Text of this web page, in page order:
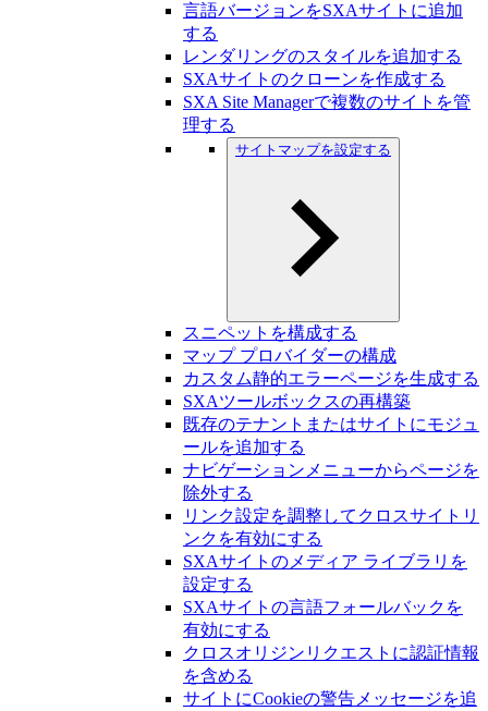
言語バージョンをSXAサイトに追加
する
レンダリングのスタイルを追加する
SXAサイトのクローンを作成する
SXA Site Managerで複数のサイトを管
理する
サイトマップを設定する
スニペットを構成する
マップ プロバイダーの構成
カスタム静的エラーページを生成する
SXAツールボックスの再構築
既存のテナントまたはサイトにモジュ
ールを追加する
ナビゲーションメニューからページを
除外する
リンク設定を調整してクロスサイトリ
ンクを有効にする
SXAサイトのメディア ライブラリを
設定する
SXAサイトの言語フォールバックを
有効にする
クロスオリジンリクエストに認証情報
を含める
サイトにCookieの警告メッセージを追